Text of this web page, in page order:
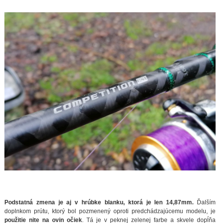
Podstatná zmena je aj v hrúbke blanku, ktorá je len 14,87mm. Ďalším
doplnkom prútu, ktorý bol pozmenený oproti predchádzajúcemu modelu, je
použitie nite na ovin očiek. Tá je v peknej zelenej farbe a skvele dopĺňa